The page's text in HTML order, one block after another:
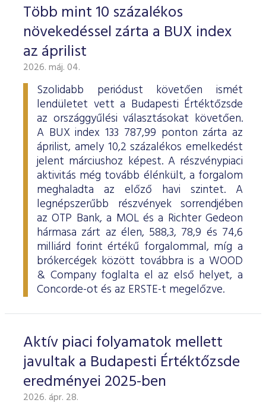
Több mint 10 százalékos
növekedéssel zárta a BUX index
az áprilist
2026. máj. 04.
Szolidabb periódust követően ismét
lendületet vett a Budapesti Értéktőzsde
az országgyűlési választásokat követően.
A BUX index 133 787,99 ponton zárta az
áprilist, amely 10,2 százalékos emelkedést
jelent márciushoz képest. A részvénypiaci
aktivitás még tovább élénkült, a forgalom
meghaladta az előző havi szintet. A
legnépszerűbb részvények sorrendjében
az OTP Bank, a MOL és a Richter Gedeon
hármasa zárt az élen, 588,3, 78,9 és 74,6
milliárd forint értékű forgalommal, míg a
brókercégek között továbbra is a WOOD
& Company foglalta el az első helyet, a
Concorde-ot és az ERSTE-t megelőzve.
Aktív piaci folyamatok mellett
javultak a Budapesti Értéktőzsde
eredményei 2025-ben
2026. ápr. 28.